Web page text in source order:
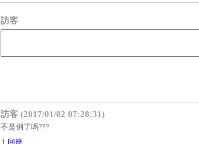
訪客
訪客 (2017/01/02 07:28:31)
不是倒了嗎???
1 回應